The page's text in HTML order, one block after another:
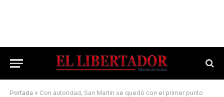
Portada » Con autoridad, San Martín se quedó con el primer punto